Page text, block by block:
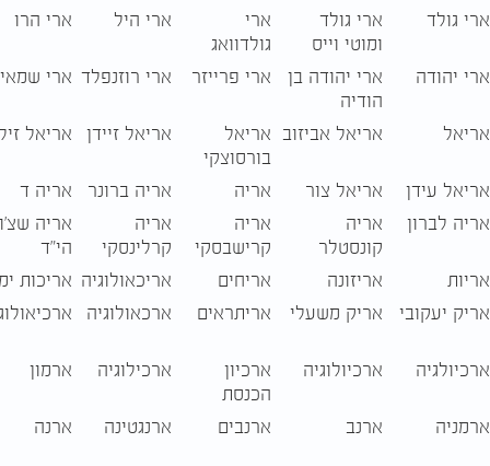
ארי גולד
ארי גולד
ומוטי וייס
ארי
גולדוואג
ארי היל ארי הרו
ארי יהודה
ארי יהודה בן
הודיה
ארי פרייזר ארי רוזנפלד ארי שמאי
אריאל אריאל אביזוב אריאל
בורסוצקי
אריאל זיידן אריאל
אריאל עידן אריאל צור אריה אריה ברונר
אריה ד
אריה לברון
אריה
קונסטלר
אריה
קרישבסקי
אריה
קרלינסקי
אריה
הי"ד
אריות
אריזונה אריחים אריכאולוגיה אריכות
אריק יעקובי
אריק משעלי אריתראים ארכאולוגיה
ארכיולגיה ארכיולוגיה
ארכיון
הכנסת
ארכילוגיה ארמון
ארמניה ארנב ארנבים ארנגטינה ארנה